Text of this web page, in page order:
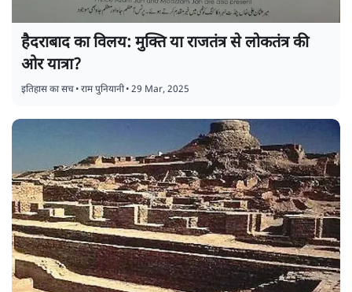
हैदराबाद का विलय: मुक्ति या राजतंत्र से लोकतंत्र की
ओर यात्रा?
इतिहास का सच•राम पुनियानी•29 Mar, 2025